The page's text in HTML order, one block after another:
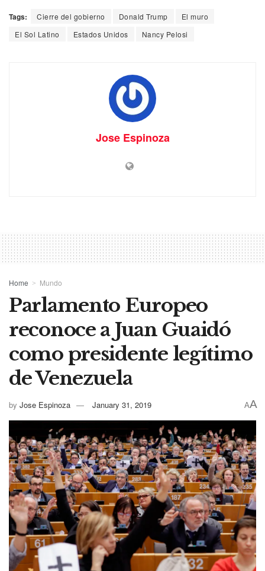
Tags: Cierre del gobierno Donald Trump
El muro
El Sol Latino
Estados Unidos Nancy Pelosi
Jose Espinoza
Home Mundo
Parlamento Europeo
reconoce a Juan Guaidó
como presidente legítimo
de Venezuela
by Jose Espinoza January 31, 2019 AA